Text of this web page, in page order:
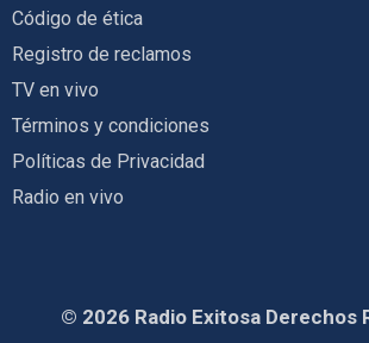
Código de ética
Registro de reclamos
TV en vivo
Términos y condiciones
Políticas de Privacidad
Radio en vivo
© 2026 Radio Exitosa Derechos